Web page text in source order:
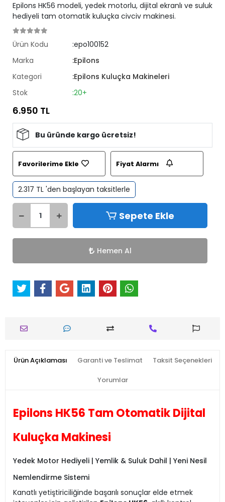
Epilons HK56 modeli, yedek motorlu, dijital ekranlı ve suluk
hediyeli tam otomatik kuluçka civciv makinesi.
Ürün Kodu
:epo100152
Marka
:Epilons
Kategori
:Epilons Kuluçka Makineleri
Stok
:20+
6.950 TL
Bu üründe kargo ücretsiz!
Favorilerime Ekle Fiyat Alarmı
2.317 TL 'den başlayan taksitlerle
Sepete Ekle
Hemen Al
Ürün Açıklaması Garanti ve Teslimat Taksit Seçenekleri
Yorumlar
Epilons HK56 Tam Otomatik Dijital
Kuluçka Makinesi
Yedek Motor Hediyeli | Yemlik & Suluk Dahil | Yeni Nesil
Nemlendirme Sistemi
Kanatlı yetiştiriciliğinde başarılı sonuçlar elde etmek